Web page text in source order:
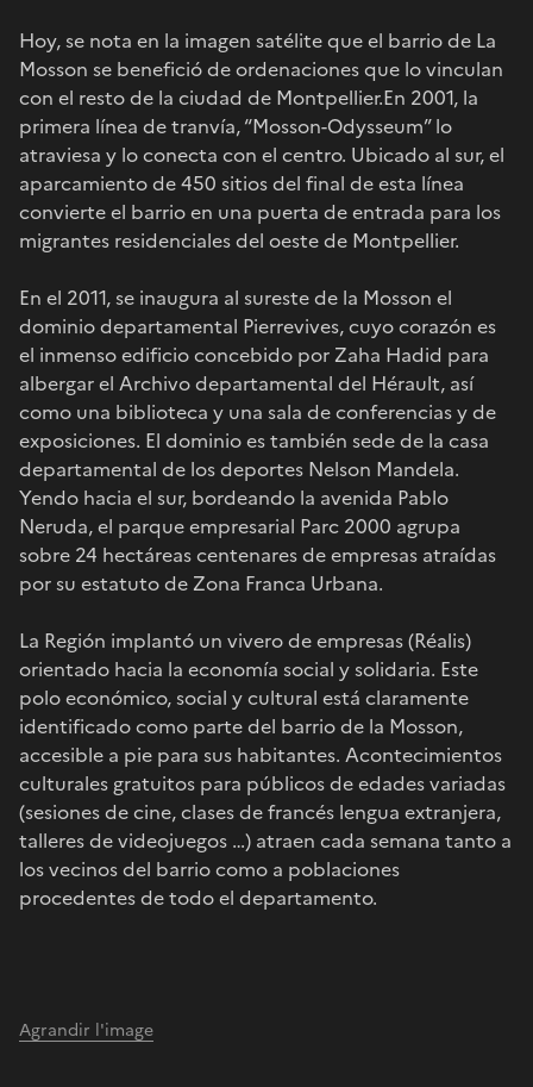
Hoy, se nota en la imagen satélite que el barrio de La
Mosson se benefició de ordenaciones que lo vinculan
con el resto de la ciudad de Montpellier.En 2001, la
primera línea de tranvía, “Mosson-Odysseum” lo
atraviesa y lo conecta con el centro. Ubicado al sur, el
aparcamiento de 450 sitios del final de esta línea
convierte el barrio en una puerta de entrada para los
migrantes residenciales del oeste de Montpellier.
En el 2011, se inaugura al sureste de la Mosson el
dominio departamental Pierrevives, cuyo corazón es
el inmenso edificio concebido por Zaha Hadid para
albergar el Archivo departamental del Hérault, así
como una biblioteca y una sala de conferencias y de
exposiciones. El dominio es también sede de la casa
departamental de los deportes Nelson Mandela.
Yendo hacia el sur, bordeando la avenida Pablo
Neruda, el parque empresarial Parc 2000 agrupa
sobre 24 hectáreas centenares de empresas atraídas
por su estatuto de Zona Franca Urbana.
La Región implantó un vivero de empresas (Réalis)
orientado hacia la economía social y solidaria. Este
polo económico, social y cultural está claramente
identificado como parte del barrio de la Mosson,
accesible a pie para sus habitantes. Acontecimientos
culturales gratuitos para públicos de edades variadas
(sesiones de cine, clases de francés lengua extranjera,
talleres de videojuegos …) atraen cada semana tanto a
los vecinos del barrio como a poblaciones
procedentes de todo el departamento.
Agrandir l'image